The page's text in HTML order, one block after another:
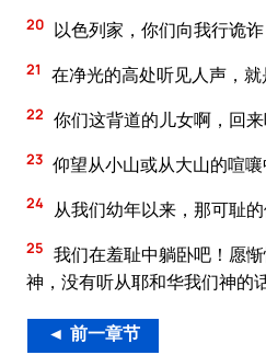
20 以色列家，你们向我行诡
21 在净光的高处听见人声，
22 你们这背道的儿女啊，回
23 仰望从小山或从大山的喧
24 从我们幼年以来，那可耻
25 我们在羞耻中躺卧吧！愿
神，没有听从耶和华我们神的话
◄ 前一章节